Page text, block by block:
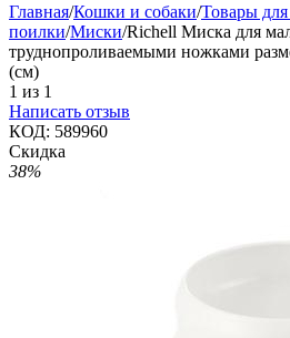
Главная/Кошки и собаки/Товары
поилки/Миски/Richell Миска для
труднопроливаемыми ножками
(см)
1 из 1
Написать отзыв
КОД: 589960
Скидка
38%